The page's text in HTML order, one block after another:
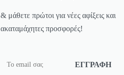
& μάθετε πρώτοι για νέες αφίξεις και
ακαταμάχητες προσφορές!